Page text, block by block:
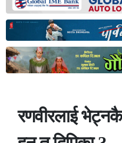
रणवीरलाई